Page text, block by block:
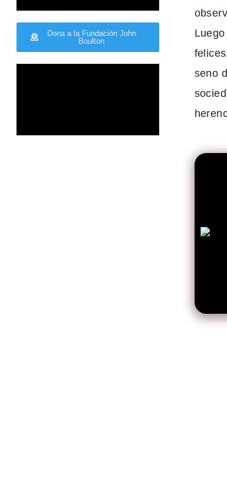
Dona a la Fundación John
Boulton
seno